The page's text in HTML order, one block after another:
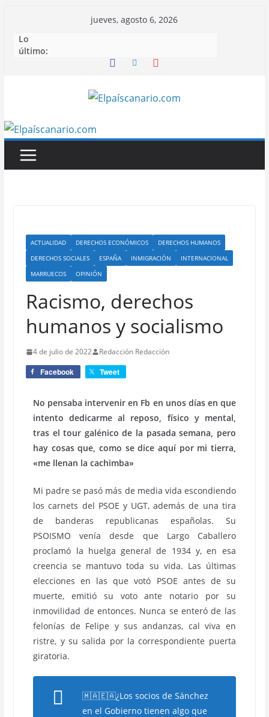
contenido
jueves, agosto 6, 2026
Lo
último:
ACTUALIDAD DERECHOS ECONÓMICOS
DERECHOS HUMANOS
DERECHOS SOCIALES
ESPAÑA INMIGRACIÓN
INTERNACIONAL
MARRUECOS
OPINIÓN
Racismo, derechos
humanos y socialismo
4 de julio de 2022 Redacción Redacción
Facebook Tweet
No pensaba intervenir en Fb en unos días en que
intento dedicarme al reposo, físico y mental,
tras el tour galénico de la pasada semana, pero
hay cosas que, como se dice aquí por mi tierra,
«me llenan la cachimba»
Mi padre se pasó más de media vida escondiendo
los carnets del PSOE y UGT, además de una tira
de banderas republicanas españolas. Su
PSOISMO venía desde que Largo Caballero
proclamó la huelga general de 1934 y, en esa
creencia se mantuvo toda su vida. Las últimas
elecciones en las que votó PSOE antes de su
muerte, emitió su voto ante notario por su
inmovilidad de entonces. Nunca se enteró de las
felonías de Felipe y sus andanzas, cal viva en
ristre, y su salida por la correspondiente puerta
giratoria.
🇲🇦🇪🇦¿Los socios de Sánchez
en el Gobierno tienen algo que